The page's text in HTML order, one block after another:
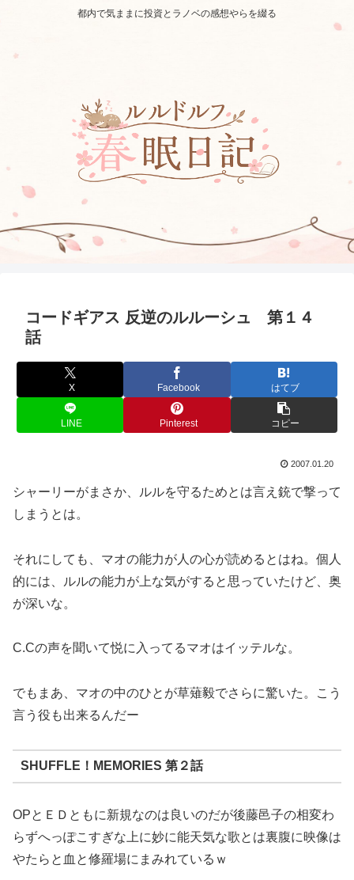
都内で気ままに投資とラノベの感想やらを綴る
コードギアス 反逆のルルーシュ 第１４
話
X Facebook はてブ
LINE Pinterest コピー
2007.01.20
シャーリーがまさか、ルルを守るためとは言え銃で撃って
しまうとは。
それにしても、マオの能力が人の心が読めるとはね。個人
的には、ルルの能力が上な気がすると思っていたけど、奥
が深いな。
C.Cの声を聞いて悦に入ってるマオはイッテルな。
でもまあ、マオの中のひとが草薙毅でさらに驚いた。こう
言う役も出来るんだー
SHUFFLE！MEMORIES 第２話
OPとＥＤともに新規なのは良いのだが後藤邑子の相変わ
らずへっぽこすぎな上に妙に能天気な歌とは裏腹に映像は
やたらと血と修羅場にまみれているｗ